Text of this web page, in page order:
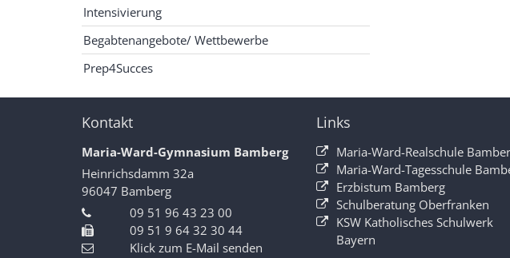
Intensivierung
Begabtenangebote/ Wettbewerbe
Prep4Succes
Kontakt
Maria-Ward-Gymnasium Bamberg
Heinrichsdamm 32a
96047 Bamberg
09 51 96 43 23 00
09 51 9 64 32 30 44
Klick zum E-Mail senden
Links
Maria-Ward-Realschule
Maria-Ward-Tagesschule
Erzbistum Bamberg
Schulberatung Oberfranken
KSW Katholisches Schulwerk
Bayern